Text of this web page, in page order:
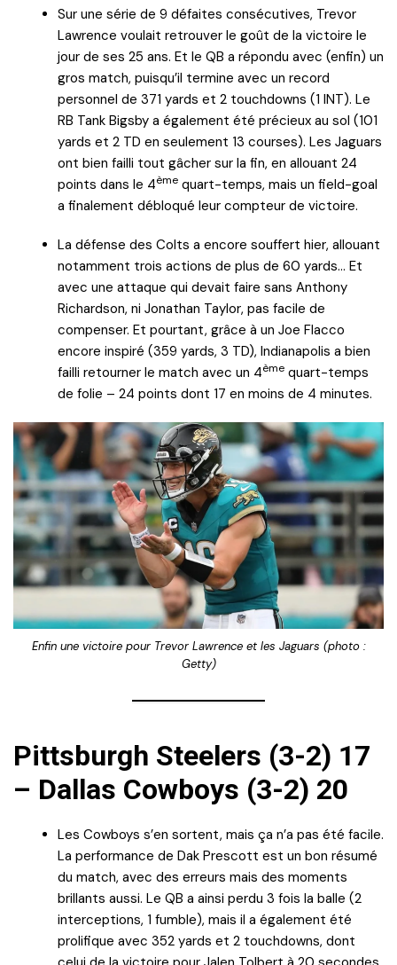
Sur une série de 9 défaites consécutives, Trevor
Lawrence voulait retrouver le goût de la victoire le
jour de ses 25 ans. Et le QB a répondu avec (enfin) un
gros match, puisqu’il termine avec un record
personnel de 371 yards et 2 touchdowns (1 INT). Le
RB Tank Bigsby a également été précieux au sol (101
yards et 2 TD en seulement 13 courses). Les Jaguars
ont bien failli tout gâcher sur la fin, en allouant 24
points dans le 4ème quart-temps, mais un field-goal
a finalement débloqué leur compteur de victoire.
La défense des Colts a encore souffert hier, allouant
notamment trois actions de plus de 60 yards… Et
avec une attaque qui devait faire sans Anthony
Richardson, ni Jonathan Taylor, pas facile de
compenser. Et pourtant, grâce à un Joe Flacco
encore inspiré (359 yards, 3 TD), Indianapolis a bien
failli retourner le match avec un 4ème quart-temps
de folie – 24 points dont 17 en moins de 4 minutes.
Enfin une victoire pour Trevor Lawrence et les Jaguars (photo :
Getty)
Pittsburgh Steelers (3-2) 17
– Dallas Cowboys (3-2) 20
Les Cowboys s’en sortent, mais ça n’a pas été facile.
La performance de Dak Prescott est un bon résumé
du match, avec des erreurs mais des moments
brillants aussi. Le QB a ainsi perdu 3 fois la balle (2
interceptions, 1 fumble), mais il a également été
prolifique avec 352 yards et 2 touchdowns, dont